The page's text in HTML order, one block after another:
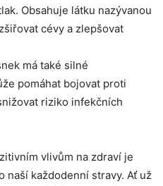
Obsahuje látku nazývanou
cévy a ⁤zlepšovat
má také silné
pomáhat bojovat proti
riziko ⁤infekčních
vlivům na​ zdraví je
naší každodenní stravy. Ať​ už